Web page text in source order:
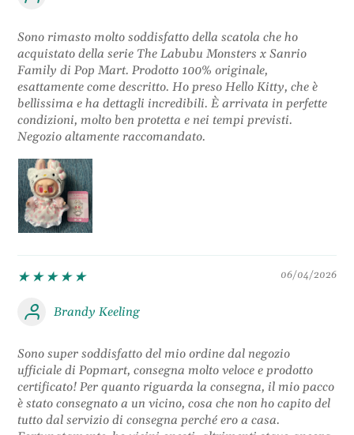
Sono rimasto molto soddisfatto della scatola che ho
acquistato della serie The Labubu Monsters x Sanrio
Family di Pop Mart. Prodotto 100% originale,
esattamente come descritto. Ho preso Hello Kitty, che è
bellissima e ha dettagli incredibili. È arrivata in perfette
condizioni, molto ben protetta e nei tempi previsti.
Negozio altamente raccomandato.
06/04/2026
Brandy Keeling
Sono super soddisfatto del mio ordine dal negozio
ufficiale di Popmart, consegna molto veloce e prodotto
certificato! Per quanto riguarda la consegna, il mio pacco
è stato consegnato a un vicino, cosa che non ho capito del
tutto dal servizio di consegna perché ero a casa.